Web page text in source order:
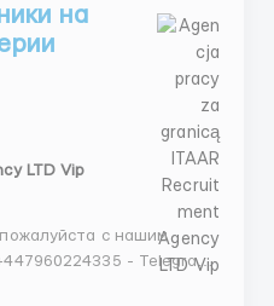
на
LTD Vip
с нашим
- Telegram